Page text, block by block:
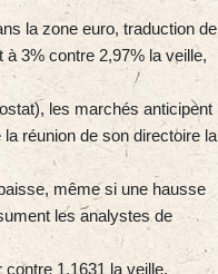
la zone euro, traduction de
3% contre 2,97% la veille,
les marchés anticipent
réunion de son directoire la
même si une hausse
les analystes de
1,1631 la veille.